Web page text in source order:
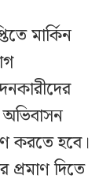
মার্কিন
করতে হবে।
প্রমাণ দিতে